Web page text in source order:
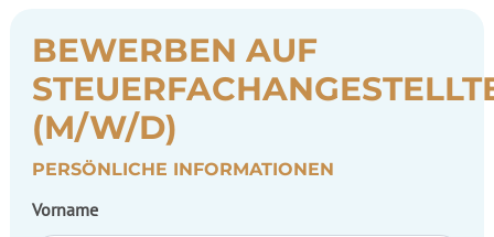
BEWERBEN AUF
(M/W/D)
PERSÖNLICHE INFORMATIONEN
Vorname